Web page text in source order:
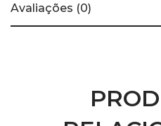
Avaliações (0)